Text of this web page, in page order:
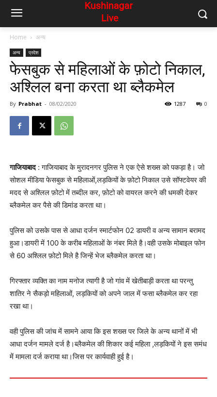
Home अन्य
अन्य प्रदेश
फेसबुक से महिलाओं के फ़ोटो निकाल,
अश्लिल बना करता था ब्लैकमेल
By Prabhat - 08/02/2020 0
1287
गाजियाबाद: गाजियाबाद के मुरादनगर पुलिस ने एक ऐसे शख्स को पकड़ा है। जो
सोशल मीडिया फेसबुक से महिलाओं,लड़कियों के फ़ोटो निकाल उसे सॉफ्टवेयर की
मदद से अश्लिल फ़ोटो में तब्दील कर, फ़ोटो को वायरल करने की धमकी देकर
ब्लैकमेल कर पैसे की डिमांड करता था।
पुलिस को उसके पास से आधा दर्जन स्मार्टफोन 02 डायरी व अन्य सामान बरामद
हुआ।डायरी में 100 के करीब महिलाओं के नंबर मिले है।वही उसके मोबाइल फोन
से 60 अश्लिल फ़ोटो मिले है जिन्हें भेज ब्लैकमेल करता था।
गिरफ्तार व्यक्ति का नाम मनोज त्यागी है जो गांव में खेतीबाड़ी करता था परन्तु
शातिर ने सैकड़ो महिलाओं, लड़कियों को अपने जाल में फसा ब्लैकमेल कर रहा
रखा था।
वही पुलिस की जांच में सामने आया कि इस शख्स पर जिले के अन्य थानों में भी
आधा दर्जन मामले दर्ज है।ब्लैकमेल की शिकार कई महिला ,लड़कियों ने इस समंध
में मामला दर्ज कराया था।जिस पर कार्यवाही हुई है।